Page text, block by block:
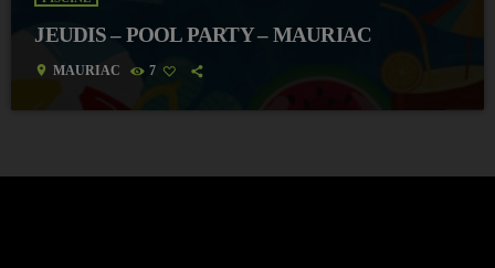
JEUDIS – POOL PARTY – MAURIAC
location_on MAURIAC 7